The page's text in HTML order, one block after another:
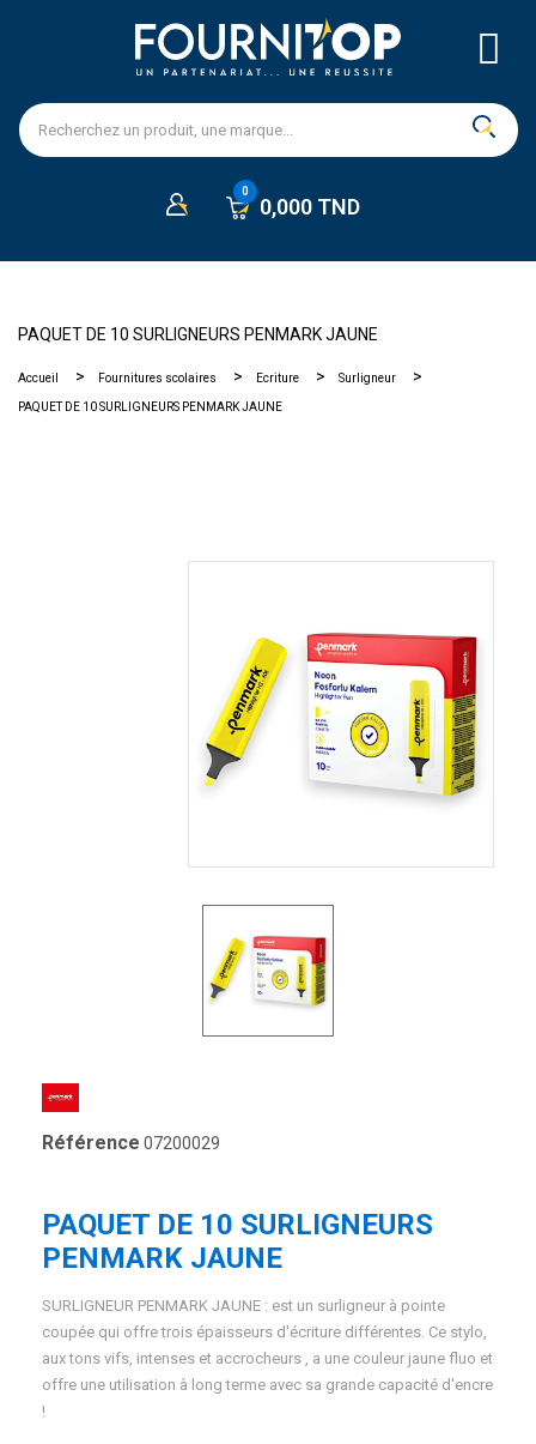
0,000 TND
PAQUET DE 10 SURLIGNEURS PENMARK JAUNE
Accueil Fournitures scolaires Ecriture Surligneur
PAQUET DE 10 SURLIGNEURS PENMARK JAUNE
Référence 07200029
PAQUET DE 10 SURLIGNEURS
PENMARK JAUNE
SURLIGNEUR PENMARK JAUNE : est un surligneur à pointe
coupée qui offre trois épaisseurs d'écriture différentes. Ce stylo,
aux tons vifs, intenses et accrocheurs , a une couleur jaune fluo et
offre une utilisation à long terme avec sa grande capacité d'encre
!